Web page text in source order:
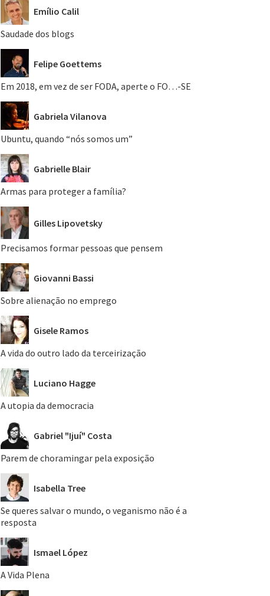
Emílio Calil
Saudade dos blogs
Felipe Goettems
Em 2018, em vez de ser FODA, aperte o FO…-SE
Gabriela Vilanova
Ubuntu, quando “nós somos um”
Gabrielle Blair
Armas para proteger a família?
Gilles Lipovetsky
Precisamos formar pessoas que pensem
Giovanni Bassi
Sobre alienação no emprego
Gisele Ramos
A vida do outro lado da terceirização
Luciano Hagge
A utopia da democracia
Gabriel "Ijuí" Costa
Parem de choramingar pela exposição
Isabella Tree
Se queres salvar o mundo, o veganismo não é a
resposta
Ismael López
A Vida Plena